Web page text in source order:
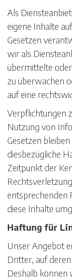
Als
eigene Inhalte
Gesetzen
wir als
übermittelte
zu überwachen
auf eine
Verpflichtungen
Nutzung von
Gesetzen
diesbezügliche
Zeitpunkt der
entsprechenden
diese Inhalte
Haftung für
Unser Angebot
Dritter, auf
Deshalb können